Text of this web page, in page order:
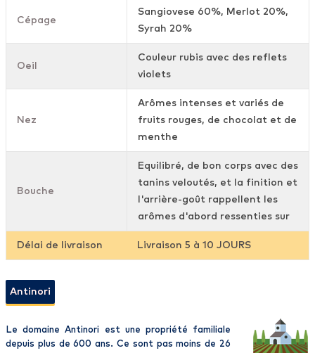
Cépage
Sangiovese 60%, Merlot 20%,
Syrah 20%
Oeil
Couleur rubis avec des reflets
violets
Nez
Arômes intenses et variés de
fruits rouges, de chocolat et de
menthe
Bouche
Equilibré, de bon corps avec des
tanins veloutés, et la finition et
l'arrière-goût rappellent les
arômes d'abord ressenties sur
Délai de livraison Livraison 5 à 10 JOURS
Antinori
Le domaine Antinori est une propriété familiale
depuis plus de 600 ans. Ce sont pas moins de 26